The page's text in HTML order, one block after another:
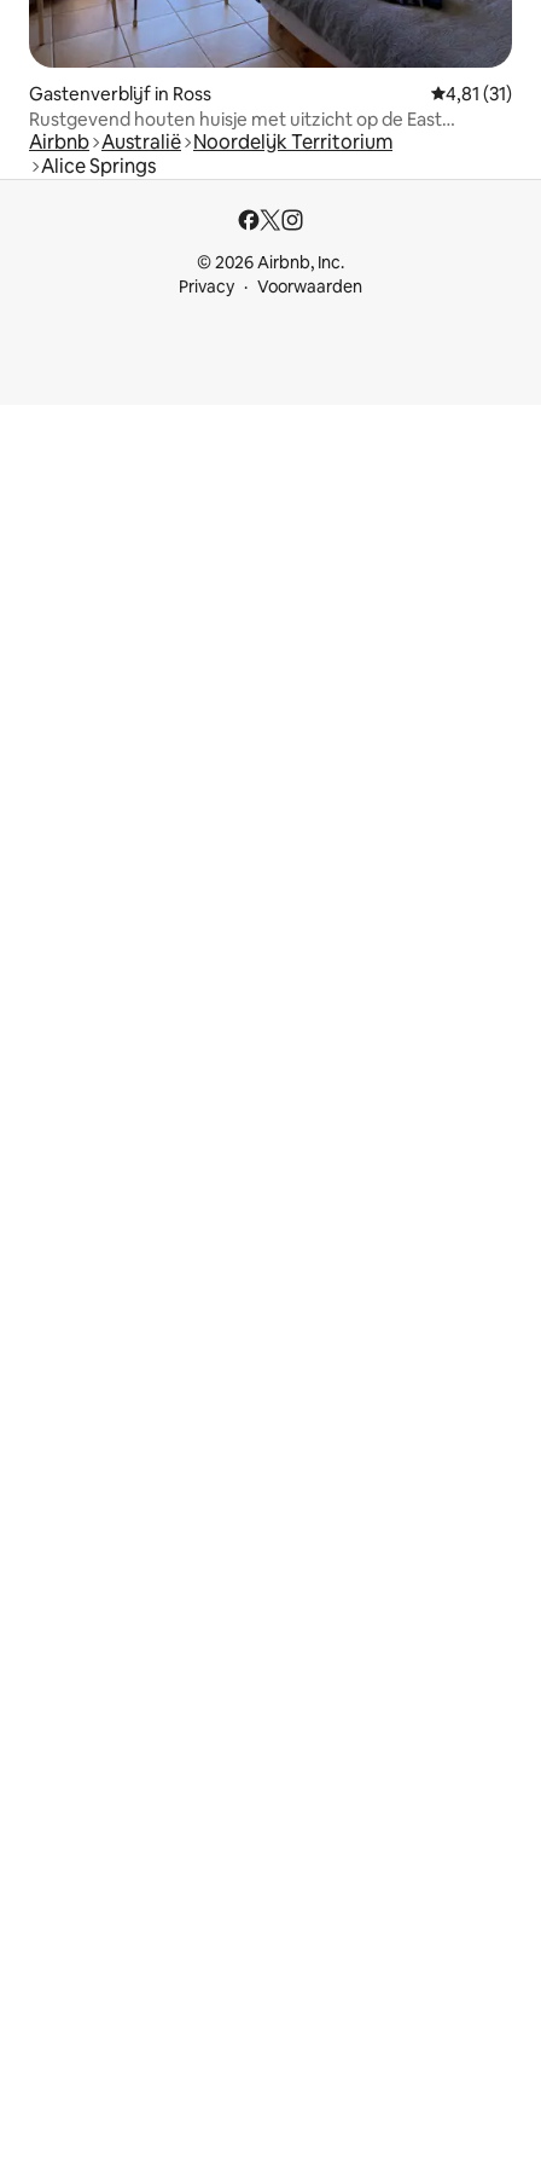
Gastenverblijf in Ross Gemiddelde
4,81 (31)
Rustgevend houten huisje met uitzicht op de East
MacDonnell Ranges
Airbnb Australië Noordelijk Territorium
Alice Springs
© 2026 Airbnb, Inc.
Privacy
Voorwaarden